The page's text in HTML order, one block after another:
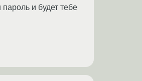
и будет тебе